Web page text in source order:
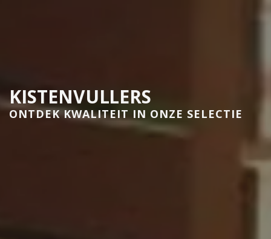
KISTENVULLERS
ONTDEK KWALITEIT IN ONZE SELECTIE